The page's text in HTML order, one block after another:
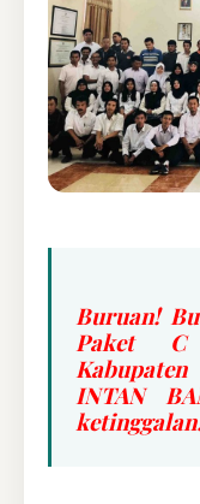
Buruan!
Paket C
INTAN